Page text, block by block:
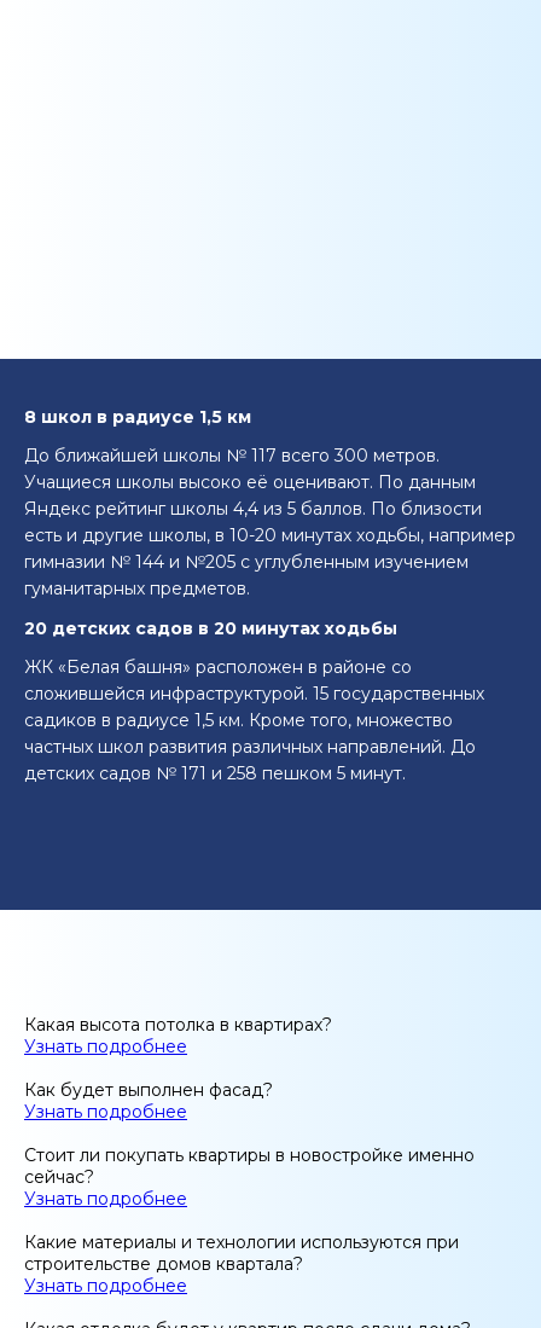
8 школ в радиусе 1,5 км
До ближайшей школы № 117 всего 300 метров.
Учащиеся школы высоко её оценивают. По данным
Яндекс рейтинг школы 4,4 из 5 баллов. По близости
есть и другие школы, в 10-20 минутах ходьбы, например
гимназии № 144 и №205 с углубленным изучением
гуманитарных предметов.
20 детских садов в 20 минутах ходьбы
ЖК «Белая башня» расположен в районе со
сложившейся инфраструктурой. 15 государственных
садиков в радиусе 1,5 км. Кроме того, множество
частных школ развития различных направлений. До
детских садов № 171 и 258 пешком 5 минут.
Какая высота потолка в квартирах?
Узнать подробнее
Как будет выполнен фасад?
Узнать подробнее
Стоит ли покупать квартиры в новостройке именно
сейчас?
Узнать подробнее
Какие материалы и технологии используются при
строительстве домов квартала?
Узнать подробнее